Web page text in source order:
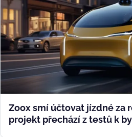
Zoox smí účtovat jízdné za
projekt přechází z testů k